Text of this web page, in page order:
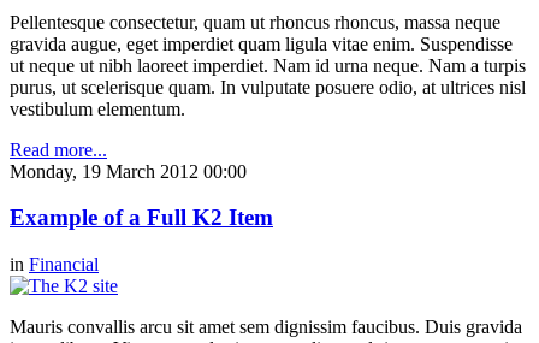
Pellentesque consectetur, quam ut rhoncus rhoncus, massa neque
gravida augue, eget imperdiet quam ligula vitae enim. Suspendisse
ut neque ut nibh laoreet imperdiet. Nam id urna neque. Nam a turpis
purus, ut scelerisque quam. In vulputate posuere odio, at ultrices nisl
vestibulum elementum.
Read more...
Monday, 19 March 2012 00:00
Example of a Full K2 Item
in Financial
Mauris convallis arcu sit amet sem dignissim faucibus. Duis gravida